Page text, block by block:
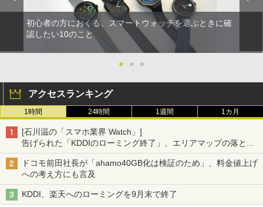
初心者の方におくる、スマートウォッチを選ぶときに確
認したい10のこと
● ● ●
アクセスランキング
1時間 24時間 1週間 1カ月
[石川温の「スマホ業界 Watch」]
告げられた「KDDIのローミング終了」、エリアマップの落とし
穴と楽天モバイルの課題
ドコモ前田社長が「ahamo40GB化は検証のため」、料金値上げ
への考え方にも言及
KDDI、楽天へのローミングを9月末で終了